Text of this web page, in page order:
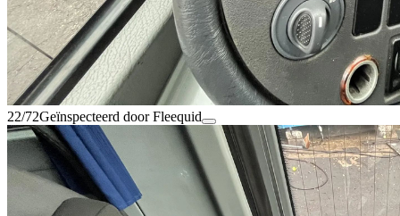
22/72Geïnspecteerd door Fleequid